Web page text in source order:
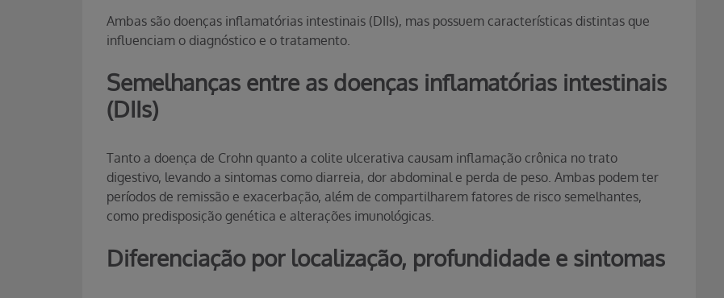
Ambas são doenças inflamatórias intestinais (DIIs), mas possuem características distintas que
influenciam o diagnóstico e o tratamento.
Semelhanças entre as doenças inflamatórias intestinais
(DIIs)
Tanto a doença de Crohn quanto a colite ulcerativa causam inflamação crônica no trato
digestivo, levando a sintomas como diarreia, dor abdominal e perda de peso. Ambas podem ter
períodos de remissão e exacerbação, além de compartilharem fatores de risco semelhantes,
como predisposição genética e alterações imunológicas.
Diferenciação por localização, profundidade e sintomas